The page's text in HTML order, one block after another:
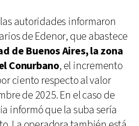
autoridades informaron
de Edenor, que abastece
de Buenos Aires, la zona
Conurbano, el incremento
ciento respecto al valor
de 2025. En el caso de
informó que la suba sería